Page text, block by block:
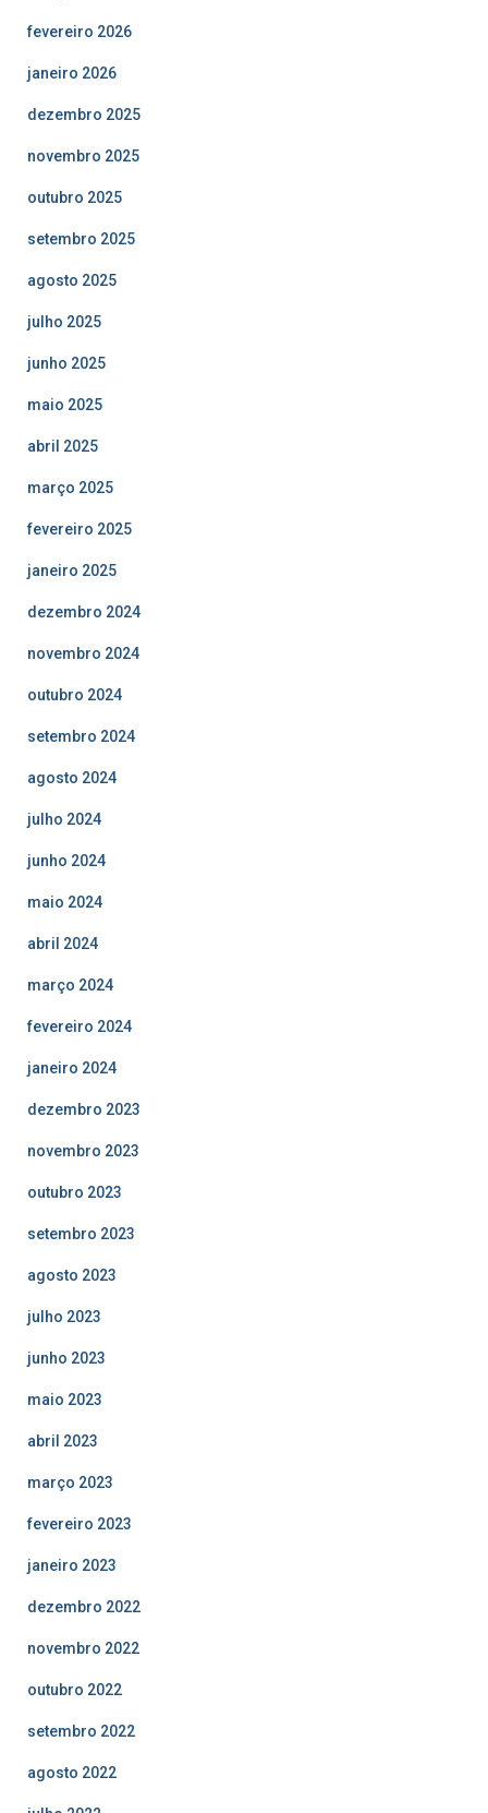
fevereiro 2026
janeiro 2026
dezembro 2025
novembro 2025
outubro 2025
setembro 2025
agosto 2025
julho 2025
junho 2025
maio 2025
abril 2025
março 2025
fevereiro 2025
janeiro 2025
dezembro 2024
novembro 2024
outubro 2024
setembro 2024
agosto 2024
julho 2024
junho 2024
maio 2024
abril 2024
março 2024
fevereiro 2024
janeiro 2024
dezembro 2023
novembro 2023
outubro 2023
setembro 2023
agosto 2023
julho 2023
junho 2023
maio 2023
abril 2023
março 2023
fevereiro 2023
janeiro 2023
dezembro 2022
novembro 2022
outubro 2022
setembro 2022
agosto 2022